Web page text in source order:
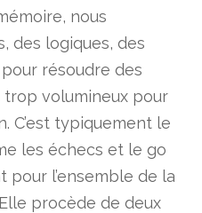
nous
des logiques, des
résoudre des
volumineux pour
C’est typiquement le
les échecs et le go
pour l’ensemble de la
procède de deux